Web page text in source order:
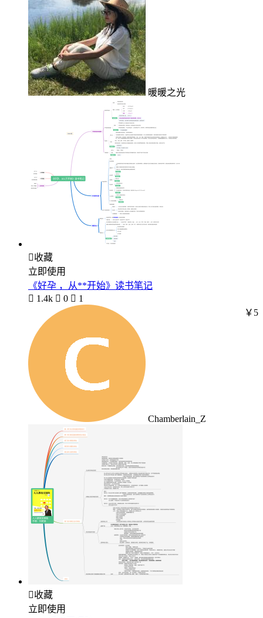
暖暖之光
收藏
立即使用
《好孕 ，从**开始》读书笔记
 1.4k  0  1
Chamberlain_Z
￥5
收藏
立即使用